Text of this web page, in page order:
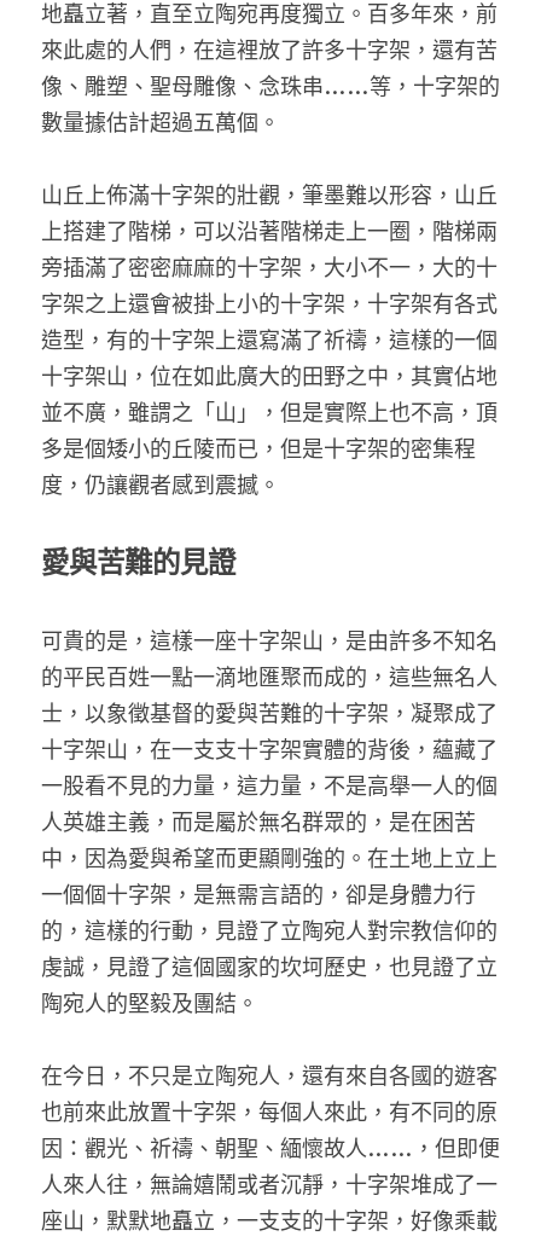
地矗立著，直至立陶宛再度獨立。百多年來，前
來此處的人們，在這裡放了許多十字架，還有苦
像、雕塑、聖母雕像、念珠串……等，十字架的
數量據估計超過五萬個。
山丘上佈滿十字架的壯觀，筆墨難以形容，山丘
上搭建了階梯，可以沿著階梯走上一圈，階梯兩
旁插滿了密密麻麻的十字架，大小不一，大的十
字架之上還會被掛上小的十字架，十字架有各式
造型，有的十字架上還寫滿了祈禱，這樣的一個
十字架山，位在如此廣大的田野之中，其實佔地
並不廣，雖謂之「山」，但是實際上也不高，頂
多是個矮小的丘陵而已，但是十字架的密集程
度，仍讓觀者感到震撼。
愛與苦難的見證
可貴的是，這樣一座十字架山，是由許多不知名
的平民百姓一點一滴地匯聚而成的，這些無名人
士，以象徵基督的愛與苦難的十字架，凝聚成了
十字架山，在一支支十字架實體的背後，蘊藏了
一股看不見的力量，這力量，不是高舉一人的個
人英雄主義，而是屬於無名群眾的，是在困苦
中，因為愛與希望而更顯剛強的。在土地上立上
一個個十字架，是無需言語的，卻是身體力行
的，這樣的行動，見證了立陶宛人對宗教信仰的
虔誠，見證了這個國家的坎坷歷史，也見證了立
陶宛人的堅毅及團結。
在今日，不只是立陶宛人，還有來自各國的遊客
也前來此放置十字架，每個人來此，有不同的原
因：觀光、祈禱、朝聖、緬懷故人……，但即便
人來人往，無論嬉鬧或者沉靜，十字架堆成了一
座山，默默地矗立，一支支的十字架，好像乘載